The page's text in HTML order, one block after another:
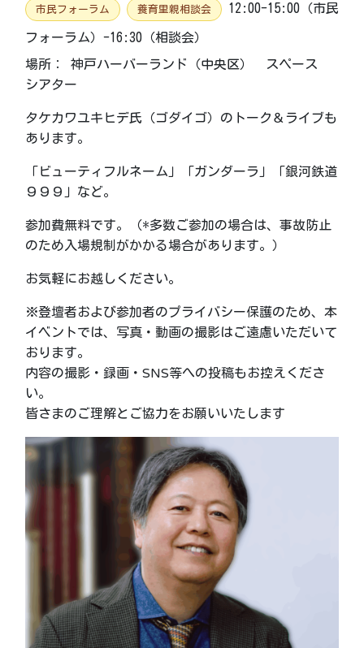
市民フォーラム 養育里親相談会 12:00-15:00（市民
フォーラム）-16:30（相談会）
場所： 神戸ハーバーランド（中央区） スペース
シアター
タケカワユキヒデ氏（ゴダイゴ）のトーク＆ライブも
あります。
「ビューティフルネーム」「ガンダーラ」「銀河鉄道
９９９」など。
参加費無料です。（*多数ご参加の場合は、事故防止
のため入場規制がかかる場合があります。）
お気軽にお越しください。
※登壇者および参加者のプライバシー保護のため、本
イベントでは、写真・動画の撮影はご遠慮いただいて
おります。
内容の撮影・録画・SNS等への投稿もお控えくださ
い。
皆さまのご理解とご協力をお願いいたします